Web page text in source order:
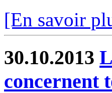
[En savoir
30.10.2013
concernent